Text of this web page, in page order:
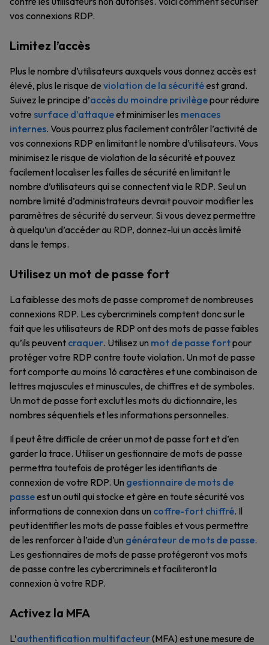
vos connexions RDP.
Limitez l’accès
Plus le nombre d’utilisateurs auxquels vous donnez accès est
élevé, plus le risque de violation de la sécuritéest grand.
Suivez le principe d’accès du moindre privilègepour réduire
votre surface d’attaqueet minimiser les menaces
internes. Vous pourrez plus facilement contrôler l’activité de
vos connexions RDP en limitant le nombre d’utilisateurs. Vous
minimisez le risque de violation de la sécurité et pouvez
facilement localiser les failles de sécurité en limitant le
nombre d’utilisateurs qui se connectent via le RDP. Seul un
nombre limité d’administrateurs devrait pouvoir modifier les
paramètres de sécurité du serveur. Si vous devez permettre
à quelqu’un d’accéder au RDP, donnez-lui un accès limité
dans le temps.
Utilisez un mot de passe fort
La faiblesse des mots de passe compromet de nombreuses
connexions RDP. Les cybercriminels comptent donc sur le
fait que les utilisateurs de RDP ont des mots de passe faibles
qu’ils peuvent craquer. Utilisez un mot de passe fortpour
protéger votre RDP contre toute violation. Un mot de passe
fort comporte au moins 16 caractères et une combinaison de
lettres majuscules et minuscules, de chiffres et de symboles.
Un mot de passe fort exclut les mots du dictionnaire, les
nombres séquentiels et les informations personnelles.
Il peut être difficile de créer un mot de passe fort et d’en
garder la trace. Utiliser un gestionnaire de mots de passe
permettra toutefois de protéger les identifiants de
connexion de votre RDP. Un gestionnaire de mots de
passeest un outil qui stocke et gère en toute sécurité vos
informations de connexion dans un coffre-fort chiffré. Il
peut identifier les mots de passe faibles et vous permettre
de les renforcer à l’aide d’un générateur de mots de passe.
Les gestionnaires de mots de passe protégeront vos mots
de passe contre les cybercriminels et faciliteront la
connexion à votre RDP.
Activez la MFA
L’authentification multifacteur(MFA) est une mesure de